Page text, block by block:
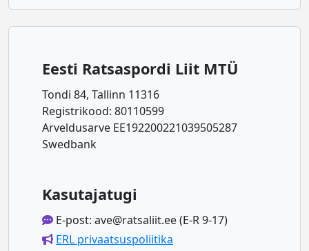
Eesti Ratsaspordi Liit MTÜ
Tondi 84, Tallinn 11316
Registrikood: 80110599
Arveldusarve EE192200221039505287
Swedbank
Kasutajatugi
E-post: ave@ratsaliit.ee (E-R 9-17)
ERL privaatsuspoliitika